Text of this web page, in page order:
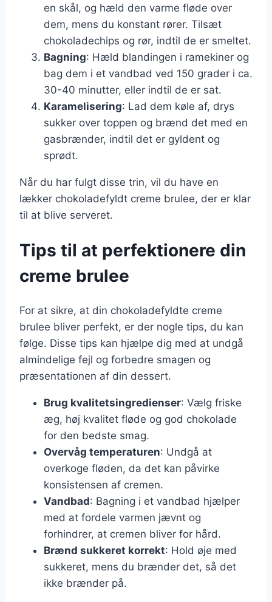
en skål, og hæld den varme fløde over
dem, mens du konstant rører. Tilsæt
chokoladechips og rør, indtil de er smeltet.
Bagning: Hæld blandingen i ramekiner og
bag dem i et vandbad ved 150 grader i ca.
30-40 minutter, eller indtil de er sat.
Karamelisering: Lad dem køle af, drys
sukker over toppen og brænd det med en
gasbrænder, indtil det er gyldent og
sprødt.
Når du har fulgt disse trin, vil du have en
lækker chokoladefyldt creme brulee, der er klar
til at blive serveret.
Tips til at perfektionere din
creme brulee
For at sikre, at din chokoladefyldte creme
brulee bliver perfekt, er der nogle tips, du kan
følge. Disse tips kan hjælpe dig med at undgå
almindelige fejl og forbedre smagen og
præsentationen af din dessert.
Brug kvalitetsingredienser: Vælg friske
æg, høj kvalitet fløde og god chokolade
for den bedste smag.
Overvåg temperaturen: Undgå at
overkoge fløden, da det kan påvirke
konsistensen af cremen.
Vandbad: Bagning i et vandbad hjælper
med at fordele varmen jævnt og
forhindrer, at cremen bliver for hård.
Brænd sukkeret korrekt: Hold øje med
sukkeret, mens du brænder det, så det
ikke brænder på.